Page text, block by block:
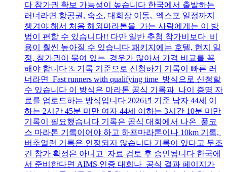
다 참가권 확보 가능성이 높습니다 한국에서 출발하는
러너라면 항공권, 숙소, 대회장 이동, 엑스포 일정까지
챙겨야 해서 처음 해외마라톤을 가는 사람에게는 이 방
법이 편할 수 있습니다!! 다만 일반 추첨 참가비보다 비
용이 훨씬 높아질 수 있습니다 패키지에는 호텔, 현지 일
정, 참가권이 묶여 있는 경우가 많아서 가격 비교를 꼭
해야 합니다 3. 기록 기준으로 신청하기 기록이 빠른 러
너라면 Fast runners with qualifying time 방식으로 신청할
수 있습니다 이 방식은 마라톤 공식 기록과 나이 증명 자
료를 업로드하는 방식입니다 2026년 기준 남자 44세 이
하는 2시간 45분 미만 여자 44세 이하는 3시간 10분 미만
기록이 필요했습니다 기록은 공식 대회에서 나온 풀코
스 마라톤 기록이어야 하고 하프마라톤이나 10km 기록,
버추얼런 기록은 인정되지 않습니다 기록이 있다고 무조
건 참가 확정은 아니고 자료 검토 후 승인됩니다 한국에
서 준비한다면 AIMS 인증 대회나 공식 결과 페이지가